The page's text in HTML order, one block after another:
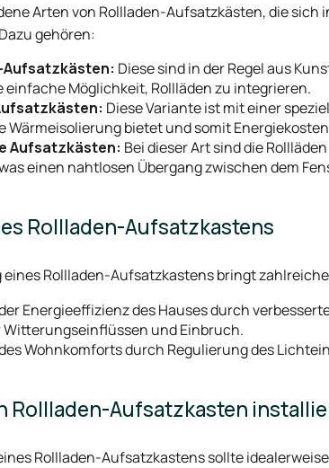
Arten von Rollladen-Aufsatzkästen, die sich
gehören:
Diese sind in der Regel aus
einfache Möglichkeit, Rollläden zu integrieren.
Diese Variante ist mit einer
Wärmeisolierung bietet und somit
Aufsatzkästen: Bei dieser Art sind die
einen nahtlosen Übergang zwischen dem
Rollladen-Aufsatzkastens
eines Rollladen-Aufsatzkastens bringt
Energieeffizienz des Hauses durch
Witterungseinflüssen und Einbruch.
Wohnkomforts durch Regulierung des
Rollladen-Aufsatzkasten
Rollladen-Aufsatzkastens sollte